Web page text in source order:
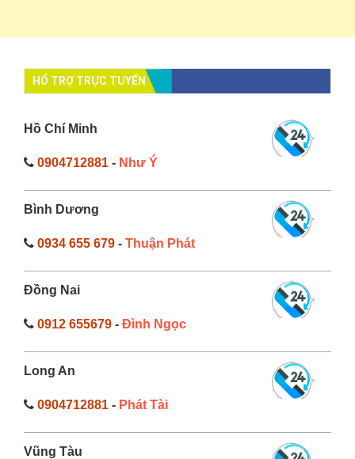
HỔ TRỢ TRỰC TUYẾN
Hồ Chí Minh
0904712881 - Như Ý
Bình Dương
0934 655 679 - Thuận Phát
Đồng Nai
0912 655679 - Đình Ngọc
Long An
0904712881 - Phát Tài
Vũng Tàu